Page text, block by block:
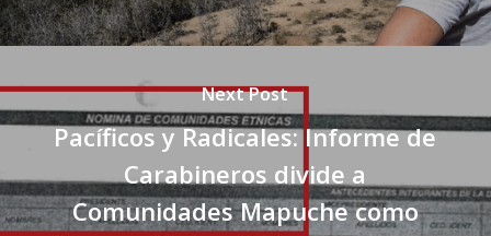
Next Post
Pacíficos y Radicales: Informe de
Carabineros divide a
Comunidades Mapuche como